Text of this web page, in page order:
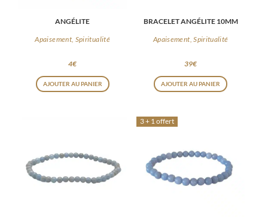
ANGÉLITE
Apaisement, Spiritualité
4€
AJOUTER AU PANIER
BRACELET ANGÉLITE 10MM
Apaisement, Spiritualité
39€
AJOUTER AU PANIER
3 + 1 offert